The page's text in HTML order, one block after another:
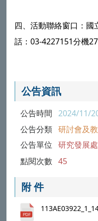
四、活動聯絡窗口：
話：03-4227151分機
公告資訊
公告時間 2024/11/
公告分類 研討會及
公告單位 研究發展
點閱次數 45
附 件